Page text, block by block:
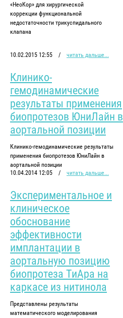
«НеоКор» для хирургической
коррекции функциональной
недостаточности трикуспидального
клапана
10.02.2015 12:55 / читать дальше...
Клинико-
гемодинамические
результаты применения
биопротезов ЮниЛайн в
аортальной позиции
Клинико-гемодинамические результаты
применения биопротезов ЮниЛайн в
аортальной позиции
10.04.2014 12:05
/ читать дальше...
Экспериментальное и
клиническое
обоснование
эффективности
имплантации в
аортальную позицию
биопротеза ТиАра на
каркасе из нитинола
Представлены результаты
математического моделирования